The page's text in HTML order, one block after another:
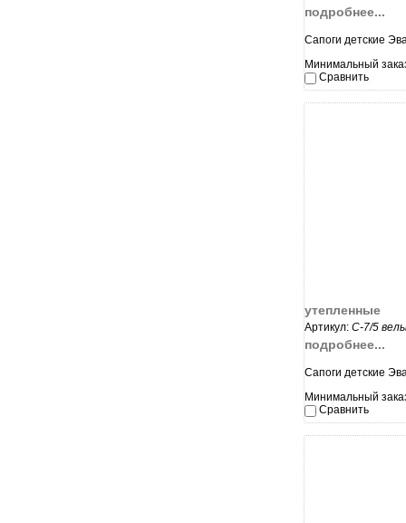
подробнее...
Сапоги детские
Минимальный
Сравнить
утепленные
Артикул: С-7/5
подробнее...
Сапоги детские
Минимальный
Сравнить